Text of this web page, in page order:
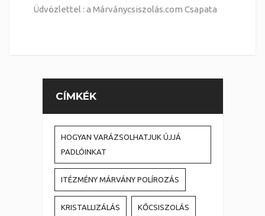
Üdvözlettel : a Márványcsiszolás.com Csapata
CÍMKÉK
HOGYAN VARÁZSOLHATJUK ÚJJÁ
PADLÓINKAT
ITÉZMÉNY MÁRVÁNY POLÍROZÁS
KRISTALLIZÁLÁS KŐCSISZOLÁS